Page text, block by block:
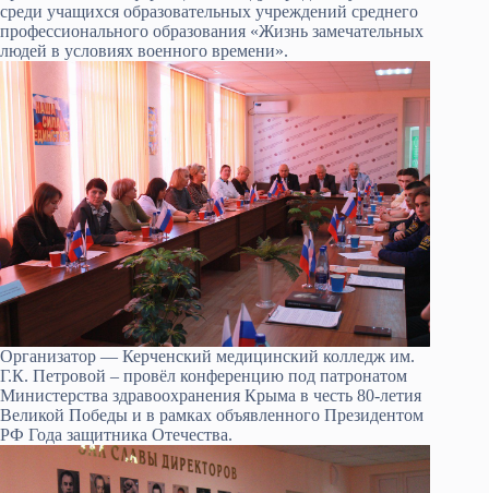
среди учащихся образовательных учреждений среднего
профессионального образования «Жизнь замечательных
людей в условиях военного времени».
Организатор — Керченский медицинский колледж им.
Г.К. Петровой – провёл конференцию под патронатом
Министерства здравоохранения Крыма в честь 80-летия
Великой Победы и в рамках объявленного Президентом
РФ Года защитника Отечества.